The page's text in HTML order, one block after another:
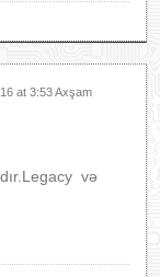
at 3:53 Axşam
və